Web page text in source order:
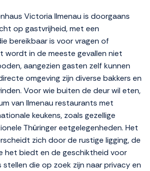
Victoria Ilmenau is doorgaans
op gastvrijheid, met een
bereikbaar is voor vragen of
wordt in de meeste gevallen niet
aangezien gasten zelf kunnen
omgeving zijn diverse bakkers en
Voor wie buiten de deur wil eten,
van Ilmenau restaurants met
keukens, zoals gezellige
Thüringer eetgelegenheden. Het
zich door de rustige ligging, de
het biedt en de geschiktheid voor
stellen die op zoek zijn naar privacy en